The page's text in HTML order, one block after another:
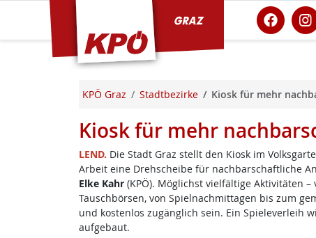
KPÖ Graz Stadtbezirke Kiosk für mehr
Kiosk für mehr
LEND. Die Stadt Graz stellt den Kiosk im
Arbeit eine Drehscheibe für nachbarschaftliche
Elke Kahr(KPÖ). Möglichst vielfältige Aktivitäten
Tauschbörsen, von Spielnachmittagen bis zum
und kostenlos zugänglich sein. Ein Spieleverleih
aufgebaut.